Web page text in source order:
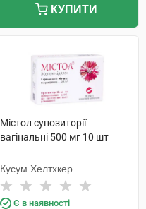
КУПИТИ
Містол супозиторії
вагінальні 500 мг 10 шт
Кусум Хелтхкер
Є в наявності